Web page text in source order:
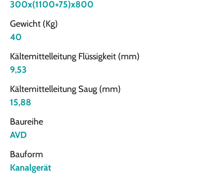
300x(1100+75)x800
Gewicht (Kg)
40
Kältemittelleitung Flüssigkeit (mm)
9,53
Kältemittelleitung Saug (mm)
15,88
Baureihe
AVD
Bauform
Kanalgerät